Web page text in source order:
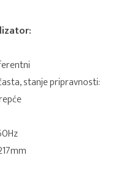
stanje pripravnosti: